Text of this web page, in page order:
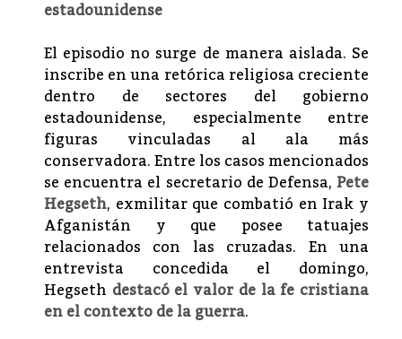
estadounidense
El episodio no surge de manera aislada. Se
inscribe en una retórica religiosa creciente
dentro de sectores del gobierno
estadounidense, especialmente entre
figuras vinculadas al ala más
conservadora. Entre los casos mencionados
se encuentra el secretario de Defensa, Pete
Hegseth, exmilitar que combatió en Irak y
Afganistán y que posee tatuajes
relacionados con las cruzadas. En una
entrevista concedida el domingo,
Hegseth destacó el valor de la fe cristiana
en el contexto de la guerra.